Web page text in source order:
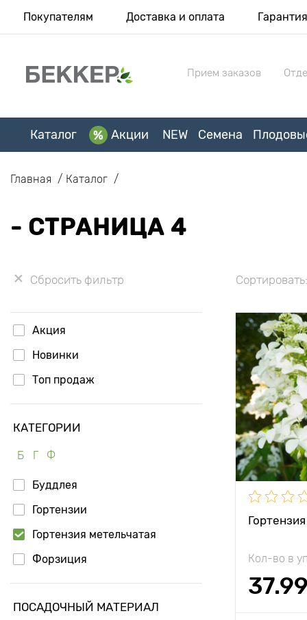
Покупателям Доставка и оплата Гарантия
Прием заказов
Каталог Акции NEW Семена
Главная Каталог
- СТРАНИЦА 4
Сбросить фильтр
Акция
Новинки
Топ продаж
КАТЕГОРИИ
Б Г Ф
Буддлея
Гортензии
Гортензия метельчатая
Форзиция
ПОСАДОЧНЫЙ МАТЕРИАЛ
Сортировать:
Кол-во в
37.99
Высота
Растояние
растениями
Период